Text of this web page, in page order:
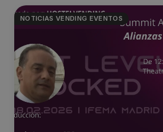
NOTICIAS VENDING EVENTOS